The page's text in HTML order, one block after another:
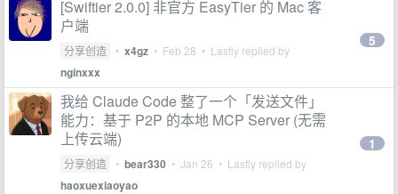
[Swiftier 2.0.0] 非官方 EasyTier 的 Mac 客
户端
分享创造 • x4gz • Feb 28 • Lastly replied by
nginxxx
5
我给 Claude Code 整了一个「发送文件」
能力：基于 P2P 的本地 MCP Server (无需
上传云端)
分享创造 • bear330 • Jan 26 • Lastly replied by
haoxuexiaoyao
1